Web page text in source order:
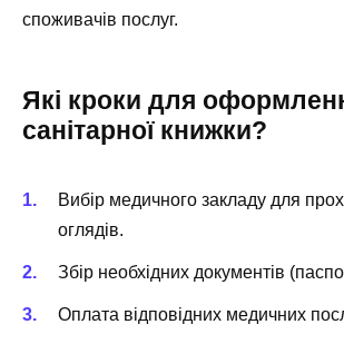
споживачів послуг.
Які кроки для
санітарної книжки?
Вибір медичного закладу для
оглядів.
Збір необхідних документів
Оплата відповідних медичних